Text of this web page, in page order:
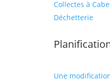
Collectes à
Déchetterie
Une